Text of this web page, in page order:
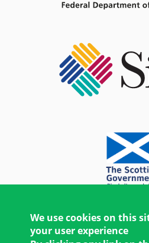
We use cookies on this
your user experience